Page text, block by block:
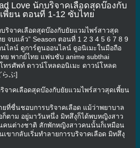
Love นักบริจาคเลือดสุดบ๊องกับ
พี้ยน ตอนที่ 1-12 ซับไทย
บริจาคเลือดสุดบ๊องกับยัยแวมไพร์สาวสุด
จบแล้ว” Season ตอนที่ 1 2 3 4 5 6 7 8 9
ไลน์ ดูการ์ตูนออนไลน์ ดูอนิเมะในมือถือ
ย พากย์ไทย แฟนซับ anime subthai
ทรศัพท์ ดาวน์โหลดอนิเมะ ดาวน์โหลด
ぶ]
จาคเลือดสุดบ๊องกับยัยแวมไพร์สาวสุดเพี้ยน
ยที่ชื่นชอบการบริจาคเลือด แม้ว่าพยาบาล
ก็ตาม อยู่มาวันหนึ่ง มิทสึงุก็ได้พบหญิงสาว
คนต่างชาติ สักพักหญิงสาวคนนั้นก็เหมือน
ขากลับเริ่มทำลายการบริจาคเลือด มิทสึงุ